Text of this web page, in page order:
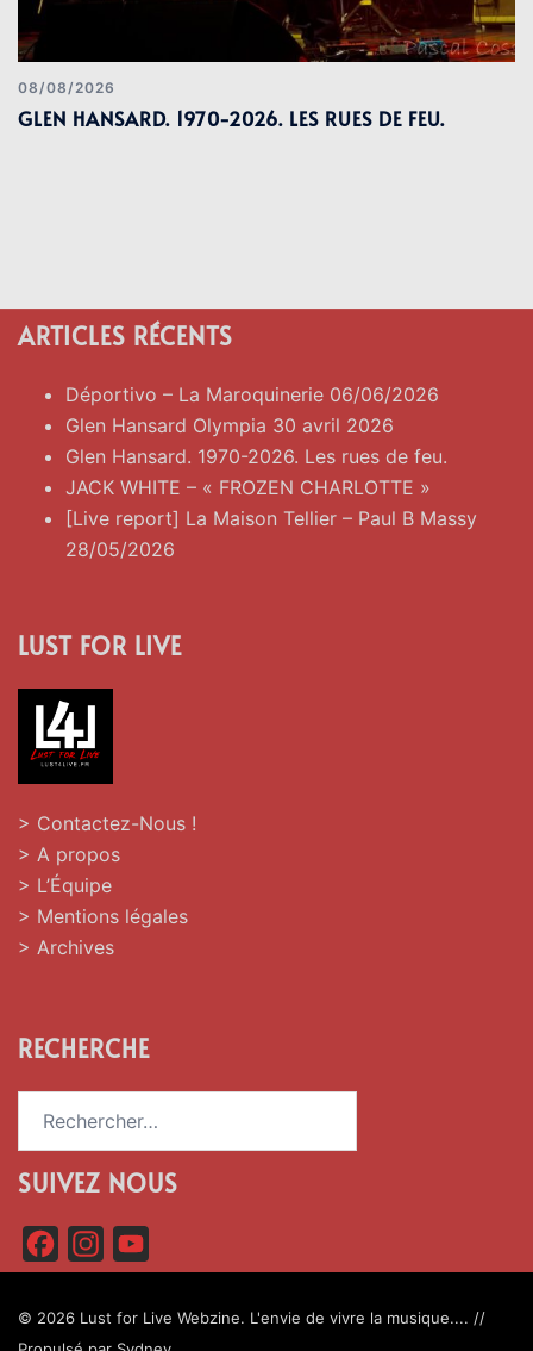
08/08/2026
GLEN HANSARD. 1970-2026. LES RUES DE FEU.
ARTICLES RÉCENTS
Déportivo – La Maroquinerie 06/06/2026
Glen Hansard Olympia 30 avril 2026
Glen Hansard. 1970-2026. Les rues de feu.
JACK WHITE – « FROZEN CHARLOTTE »
[Live report] La Maison Tellier – Paul B Massy
28/05/2026
LUST FOR LIVE
> Contactez-Nous !
> A propos
> L’Équipe
> Mentions légales
> Archives
RECHERCHE
SUIVEZ NOUS
a
c
n
s
o
u
© 2026 Lust for Live Webzine. L'envie de vivre la musique.... //